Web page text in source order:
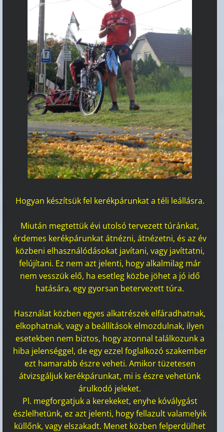
Hogyan készítsük fel kerékpárunkat a téli leállásra.
Miután megtettük évi utolsó tervezett túránkat,
érdemes kerékpárunkat átnézni, átnézetni, és az év
közbeni elhasználódásokat javítani, vagy javíttatni,
felújítani. Ez nem azt jelenti, hogy alkalmilag már
nem vesszük elő, ha esetleg közbe jöhet a jó idő
hatására, egy gyorsan betervezett túra.
Használat közben egyes alkatrészek elfáradhatnak,
elkophatnak, vagy a beállítások elmozdulnak, ilyen
esetekben nem biztos, hogy azonnal találkozunk a
hiba jelenséggel, de egy ezzel foglalkozó szakember
ezt hamarabb észre veheti. Amikor tüzetesen
átvizsgáljuk kerékpárunkat, mi is észre vehetünk
árulkodó jeleket.
Pl. megforgatjuk a kerekeket, enyhe kóválygást
észlelhetünk, ez azt jelenti, hogy fellazult valamelyik
küllőnk, vagy elszakadt. Menet közben felperdülhet